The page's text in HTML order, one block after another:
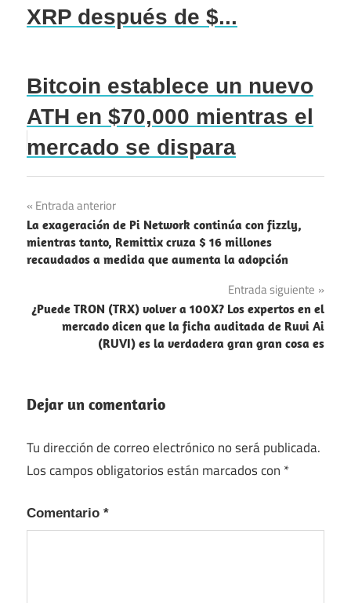
XRP después de $...
Bitcoin establece un nuevo
ATH en $70,000 mientras el
mercado se dispara
Navegación
de
entradas
Entrada anterior
La exageración de Pi Network continúa con fizzly,
mientras tanto, Remittix cruza $ 16 millones
recaudados a medida que aumenta la adopción
Entrada siguiente
¿Puede TRON (TRX) volver a 100X? Los expertos en el
mercado dicen que la ficha auditada de Ruvi Ai
(RUVI) es la verdadera gran gran cosa es
Dejar un comentario
Tu dirección de correo electrónico no será publicada.
Los campos obligatorios están marcados con *
Comentario *